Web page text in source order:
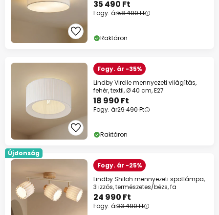
35 490 Ft
Fogy. ár58 490 Ft
Raktáron
Fogy. ár -35%
Lindby Virelle mennyezeti világítás,
fehér, textil, Ø 40 cm, E27
18 990 Ft
Fogy. ár29 490 Ft
Raktáron
Újdonság
Fogy. ár -25%
Lindby Shiloh mennyezeti spotlámpa,
3 izzós, természetes/bézs, fa
24 990 Ft
Fogy. ár33 490 Ft